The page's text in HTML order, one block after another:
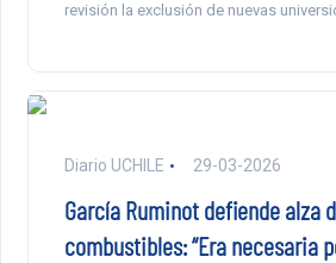
revisión la exclusión de nuevas
Diario UCHILE 29-03-2026
García Ruminot defiende alza
combustibles: “Era necesaria